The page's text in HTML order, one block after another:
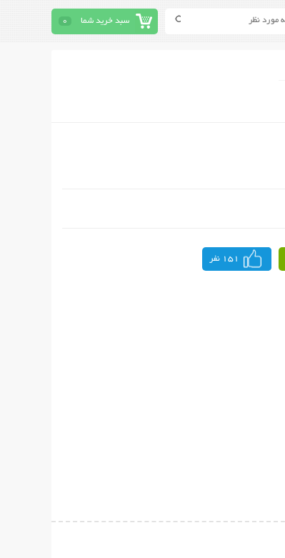
سبد خرید شما 0
151 نفر